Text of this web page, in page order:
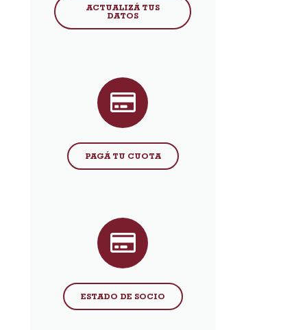
ACTUALIZÁ TUS
DATOS
PAGÁ TU CUOTA
ESTADO DE SOCIO